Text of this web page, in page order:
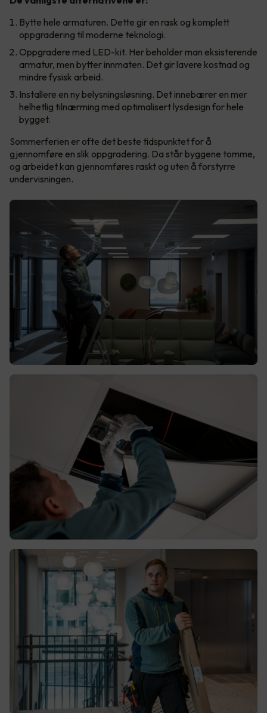
Bytte hele armaturen. Dette gir en rask og komplett
oppgradering til moderne teknologi.
Oppgradere med LED-kit. Her beholder man eksisterende
armatur, men bytter innmaten. Det gir lavere kostnad og
mindre fysisk arbeid.
Installere en ny belysningsløsning. Det innebærer en mer
helhetlig tilnærming med optimalisert lysdesign for hele
bygget.
Sommerferien er ofte det beste tidspunktet for å
gjennomføre en slik oppgradering. Da står byggene tomme,
og arbeidet kan gjennomføres raskt og uten å forstyrre
undervisningen.